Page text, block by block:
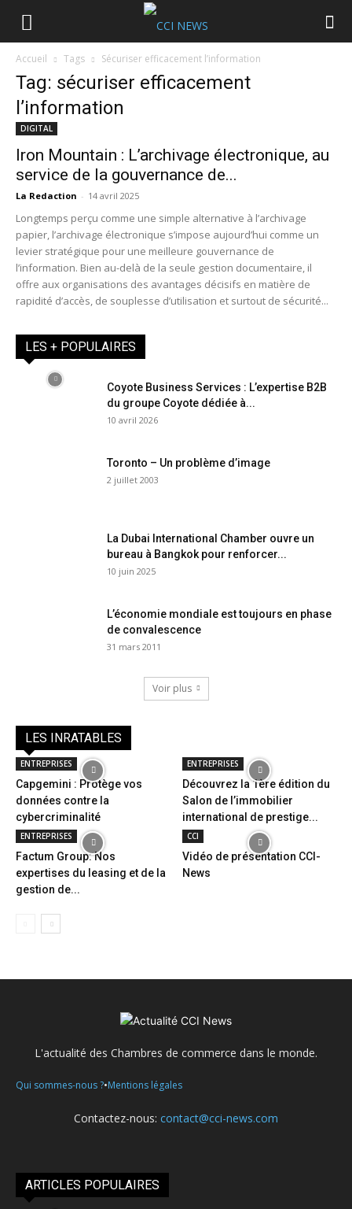
Accueil Tags Sécuriser efficacement l’information
Tag: sécuriser efficacement
l’information
DIGITAL
Iron Mountain : L’archivage électronique, au
service de la gouvernance de...
La Redaction - 14 avril 2025
Longtemps perçu comme une simple alternative à l’archivage
papier, l’archivage électronique s’impose aujourd’hui comme un
levier stratégique pour une meilleure gouvernance de
l’information. Bien au-delà de la seule gestion documentaire, il
offre aux organisations des avantages décisifs en matière de
rapidité d’accès, de souplesse d’utilisation et surtout de sécurité...
LES + POPULAIRES
Coyote Business Services : L’expertise B2B
du groupe Coyote dédiée à...
10 avril 2026
Toronto – Un problème d’image
2 juillet 2003
La Dubai International Chamber ouvre un
bureau à Bangkok pour renforcer...
10 juin 2025
L’économie mondiale est toujours en phase
de convalescence
31 mars 2011
Voir plus
LES INRATABLES
ENTREPRISES
Capgemini : Protège vos
données contre la
cybercriminalité
ENTREPRISES
Découvrez la 1ère édition du
Salon de l’immobilier
international de prestige...
ENTREPRISES
Factum Group: Nos
expertises du leasing et de la
gestion de...
CCI
Vidéo de présentation CCI-
News
L'actualité des Chambres de commerce dans le monde.
Qui sommes-nous ?•Mentions légales
Contactez-nous: contact@cci-news.com
ARTICLES POPULAIRES